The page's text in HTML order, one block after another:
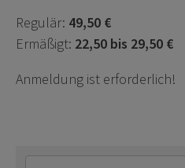
Regulär: 49,50 €
Ermäßigt: 22,50 bis 29,50 €
Anmeldung ist erforderlich!